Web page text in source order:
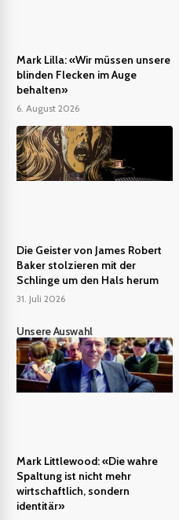
Mark Lilla: «Wir müssen unsere
blinden Flecken im Auge
behalten»
6. August 2026
Die Geister von James Robert
Baker stolzieren mit der
Schlinge um den Hals herum
31. Juli 2026
Unsere Auswahl
Mark Littlewood: «Die wahre
Spaltung ist nicht mehr
wirtschaftlich, sondern
identitär»